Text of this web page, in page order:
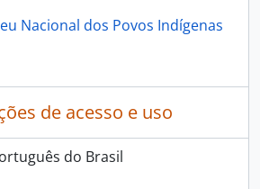
Nacional dos Povos Indígenas
de acesso e uso
do Brasil